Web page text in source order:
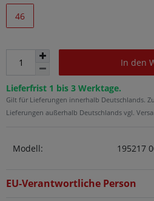
46
In den
Lieferfrist 1 bis 3 Werktage.
Gilt für Lieferungen innerhalb Deutschlands.
Lieferungen außerhalb Deutschlands vgl.
Modell: 195217
EU-Verantwortliche Person